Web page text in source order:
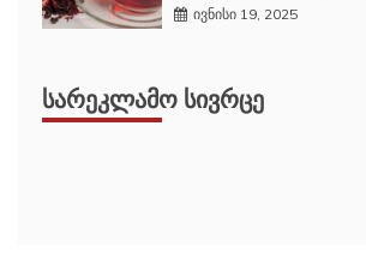
ივნისი 19, 2025
ᲡᲐᲠᲔᲙᲚᲐᲛᲝ ᲡᲘᲕᲠᲪᲔ